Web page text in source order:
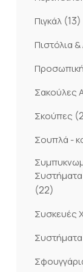
Πιγκάλ (13)
Πιστόλια
Προσωπική
Σακούλες
Σκούπες
Σουπλά -
Συστήματα
(22)
Συσκευές
Συστήματα